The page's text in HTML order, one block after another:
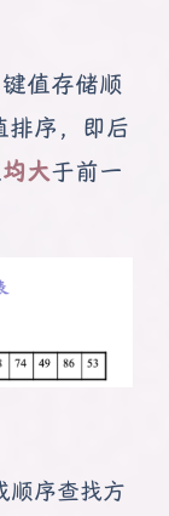
值存储顺
排序，即后
均大于前一
顺序查找方